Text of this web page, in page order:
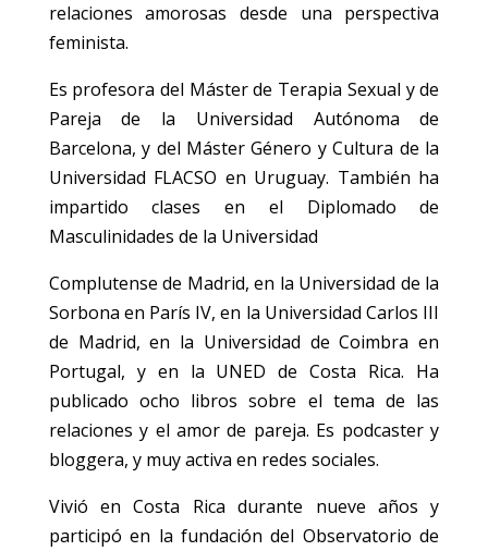
relaciones amorosas desde una perspectiva
feminista.
Es profesora del Máster de Terapia Sexual y de
Pareja de la Universidad Autónoma de
Barcelona, y del Máster Género y Cultura de la
Universidad FLACSO en Uruguay. También ha
impartido clases en el Diplomado de
Masculinidades de la Universidad
Complutense de Madrid, en la Universidad de la
Sorbona en París IV, en la Universidad Carlos III
de Madrid, en la Universidad de Coimbra en
Portugal, y en la UNED de Costa Rica. Ha
publicado ocho libros sobre el tema de las
relaciones y el amor de pareja. Es podcaster y
bloggera, y muy activa en redes sociales.
Vivió en Costa Rica durante nueve años y
participó en la fundación del Observatorio de